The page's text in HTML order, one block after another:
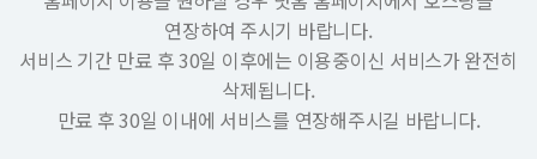
연장하여 주시기 바랍니다.
서비스 기간 만료 후 30일 이후에는 이용중이신 서비스가 완전히
삭제됩니다.
만료 후 30일 이내에 서비스를 연장해주시길 바랍니다.